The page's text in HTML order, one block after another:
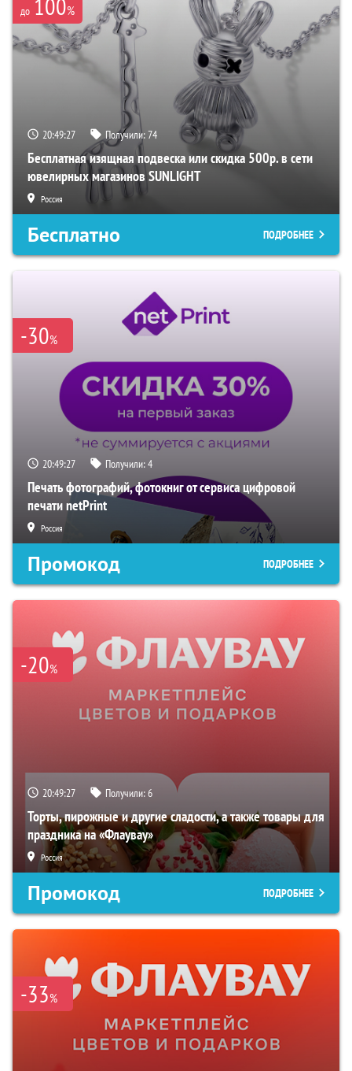
до %
20:49:26 Получили:74
Бесплатная изящная подвеска или скидка 500р. в сети
ювелирных магазинов SUNLIGHT
Россия
Бесплатно ПОДРОБНЕЕ
-30%
20:49:26 Получили:4
Печать фотографий, фотокниг от сервиса цифровой
печати netPrint
Россия
Промокод ПОДРОБНЕЕ
-20%
20:49:26 Получили:6
Торты, пирожные и другие сладости, а также товары для
праздника на «Флаувау»
Россия
Промокод ПОДРОБНЕЕ
-33%